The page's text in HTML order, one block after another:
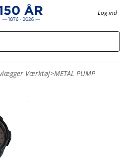
Log ind
Værktøj>METAL PUMP